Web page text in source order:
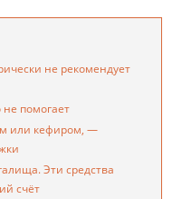
не рекомендует
помогает
или кефиром, —
Эти средства
счёт